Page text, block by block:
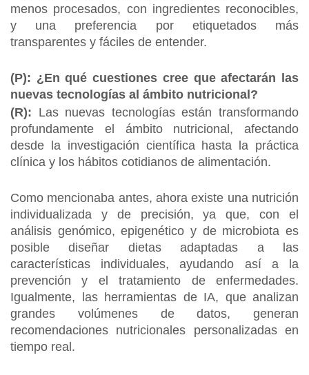
menos procesados, con ingredientes reconocibles,
y una preferencia por etiquetados más
transparentes y fáciles de entender.
(P): ¿En qué cuestiones cree que afectarán las
nuevas tecnologías al ámbito nutricional?
(R): Las nuevas tecnologías están transformando
profundamente el ámbito nutricional, afectando
desde la investigación científica hasta la práctica
clínica y los hábitos cotidianos de alimentación.
Como mencionaba antes, ahora existe una nutrición
individualizada y de precisión, ya que, con el
análisis genómico, epigenético y de microbiota es
posible diseñar dietas adaptadas a las
características individuales, ayudando así a la
prevención y el tratamiento de enfermedades.
Igualmente, las herramientas de IA, que analizan
grandes volúmenes de datos, generan
recomendaciones nutricionales personalizadas en
tiempo real.